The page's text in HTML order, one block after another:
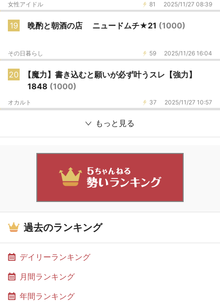
81 2025/11/27 08:39
女性アイドル
19 晩酌と朝酒の店 ニュードムチ★21 (1000)
59 2025/11/26 16:04
その日暮らし
20
【魔力】書き込むと願いが必ず叶うスレ【強力】
1848 (1000)
37 2025/11/27 10:57
オカルト
もっと見る
過去のランキング
デイリーランキング
月間ランキング
年間ランキング